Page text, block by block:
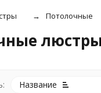
Потолочные
Название